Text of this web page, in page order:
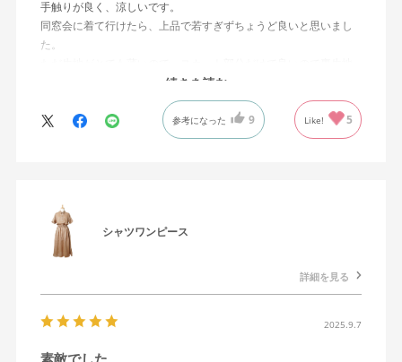
手触りが良く、涼しいです。
同窓会に着て行けたら、上品で若すぎずちょうど良いと思いまし
た。
を付けて欲しかったです。続きを読む
参考になった 9 Like! 5
シャツワンピース
詳細を見る
2025.9.7